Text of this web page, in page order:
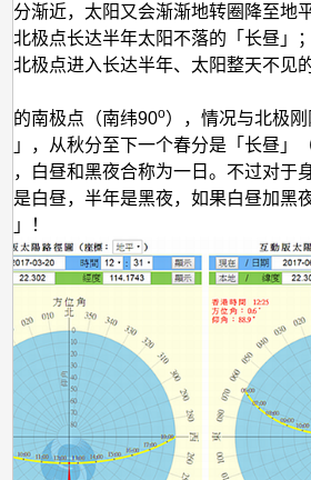
分渐近，太阳又会渐渐地转圈降至地
北极点长达半年太阳不落的「长昼」
北极点进入长达半年、太阳整天不见
的南极点（南纬90o），情况与北极
」，从秋分至下一个春分是「长昼」
，白昼和黑夜合称为一日。不过对于
是白昼，半年是黑夜，如果白昼加黑
」！